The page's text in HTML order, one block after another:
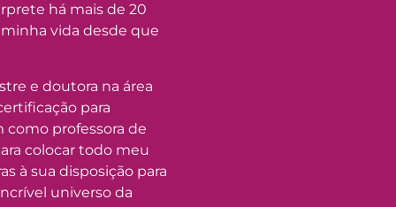
há mais de 20
minha vida desde que
e doutora na área
para
professora de
colocar todo meu
à sua disposição para
universo da